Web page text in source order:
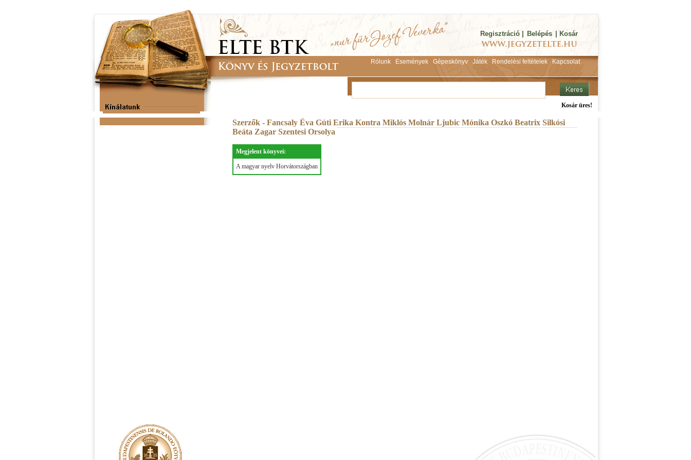
Regisztráció Belépés Kosár
Rólunk Események Gépeskönyv Játék Rendelési feltételek Kapcsolat
Kosár üres!
Szerzők - Fancsaly Éva Gúti Erika Kontra Miklós Molnár Ljubic Mónika Oszkó Beatrix Silkósi
Beáta Zagar Szentesi Orsolya
Megjelent könyvei:
A magyar nyelv Horvátországban